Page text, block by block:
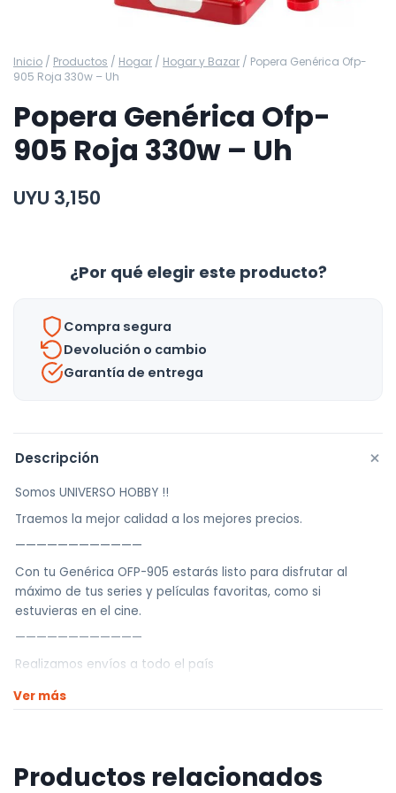
Inicio / Productos / Hogar / Hogar y Bazar / Popera Genérica Ofp-
905 Roja 330w – Uh
Popera Genérica Ofp-
905 Roja 330w – Uh
UYU 3,150
¿Por qué elegir este producto?
Compra segura
Devolución o cambio
Garantía de entrega
Descripción +
Somos UNIVERSO HOBBY !!
Traemos la mejor calidad a los mejores precios.
————————————
Con tu Genérica OFP-905 estarás listo para disfrutar al
máximo de tus series y películas favoritas, como si
estuvieras en el cine.
————————————
Realizamos envíos a todo el país
Envíos dentro de Montevideo por Mercado de envíos.
agencia sin costo).
Ver más
Productos relacionados